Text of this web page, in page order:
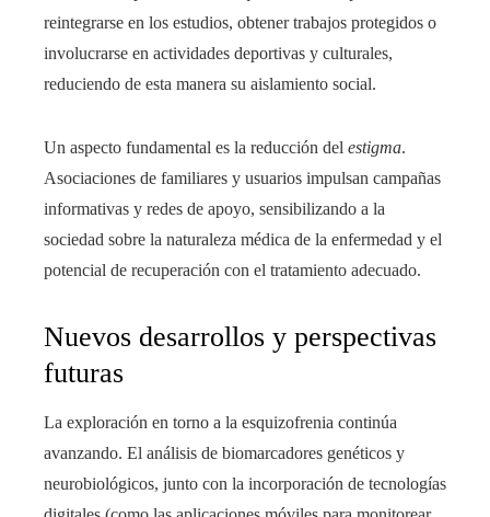
reintegrarse en los estudios, obtener trabajos protegidos o
involucrarse en actividades deportivas y culturales,
reduciendo de esta manera su aislamiento social.
Un aspecto fundamental es la reducción del estigma.
Asociaciones de familiares y usuarios impulsan campañas
informativas y redes de apoyo, sensibilizando a la
sociedad sobre la naturaleza médica de la enfermedad y el
potencial de recuperación con el tratamiento adecuado.
Nuevos desarrollos y perspectivas
futuras
La exploración en torno a la esquizofrenia continúa
avanzando. El análisis de biomarcadores genéticos y
neurobiológicos, junto con la incorporación de tecnologías